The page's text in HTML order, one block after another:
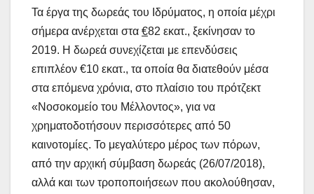
Τα έργα της δωρεάς του Ιδρύματος, η οποία μέχρι
σήμερα ανέρχεται στα €82 εκατ., ξεκίνησαν το
2019. Η δωρεά συνεχίζεται με επενδύσεις
επιπλέον €10 εκατ., τα οποία θα διατεθούν μέσα
στα επόμενα χρόνια, στο πλαίσιο του πρότζεκτ
«Νοσοκομείο του Μέλλοντος», για να
χρηματοδοτήσουν περισσότερες από 50
καινοτομίες. Το μεγαλύτερο μέρος των πόρων,
από την αρχική σύμβαση δωρεάς (26/07/2018),
αλλά και των τροποποιήσεων που ακολούθησαν,